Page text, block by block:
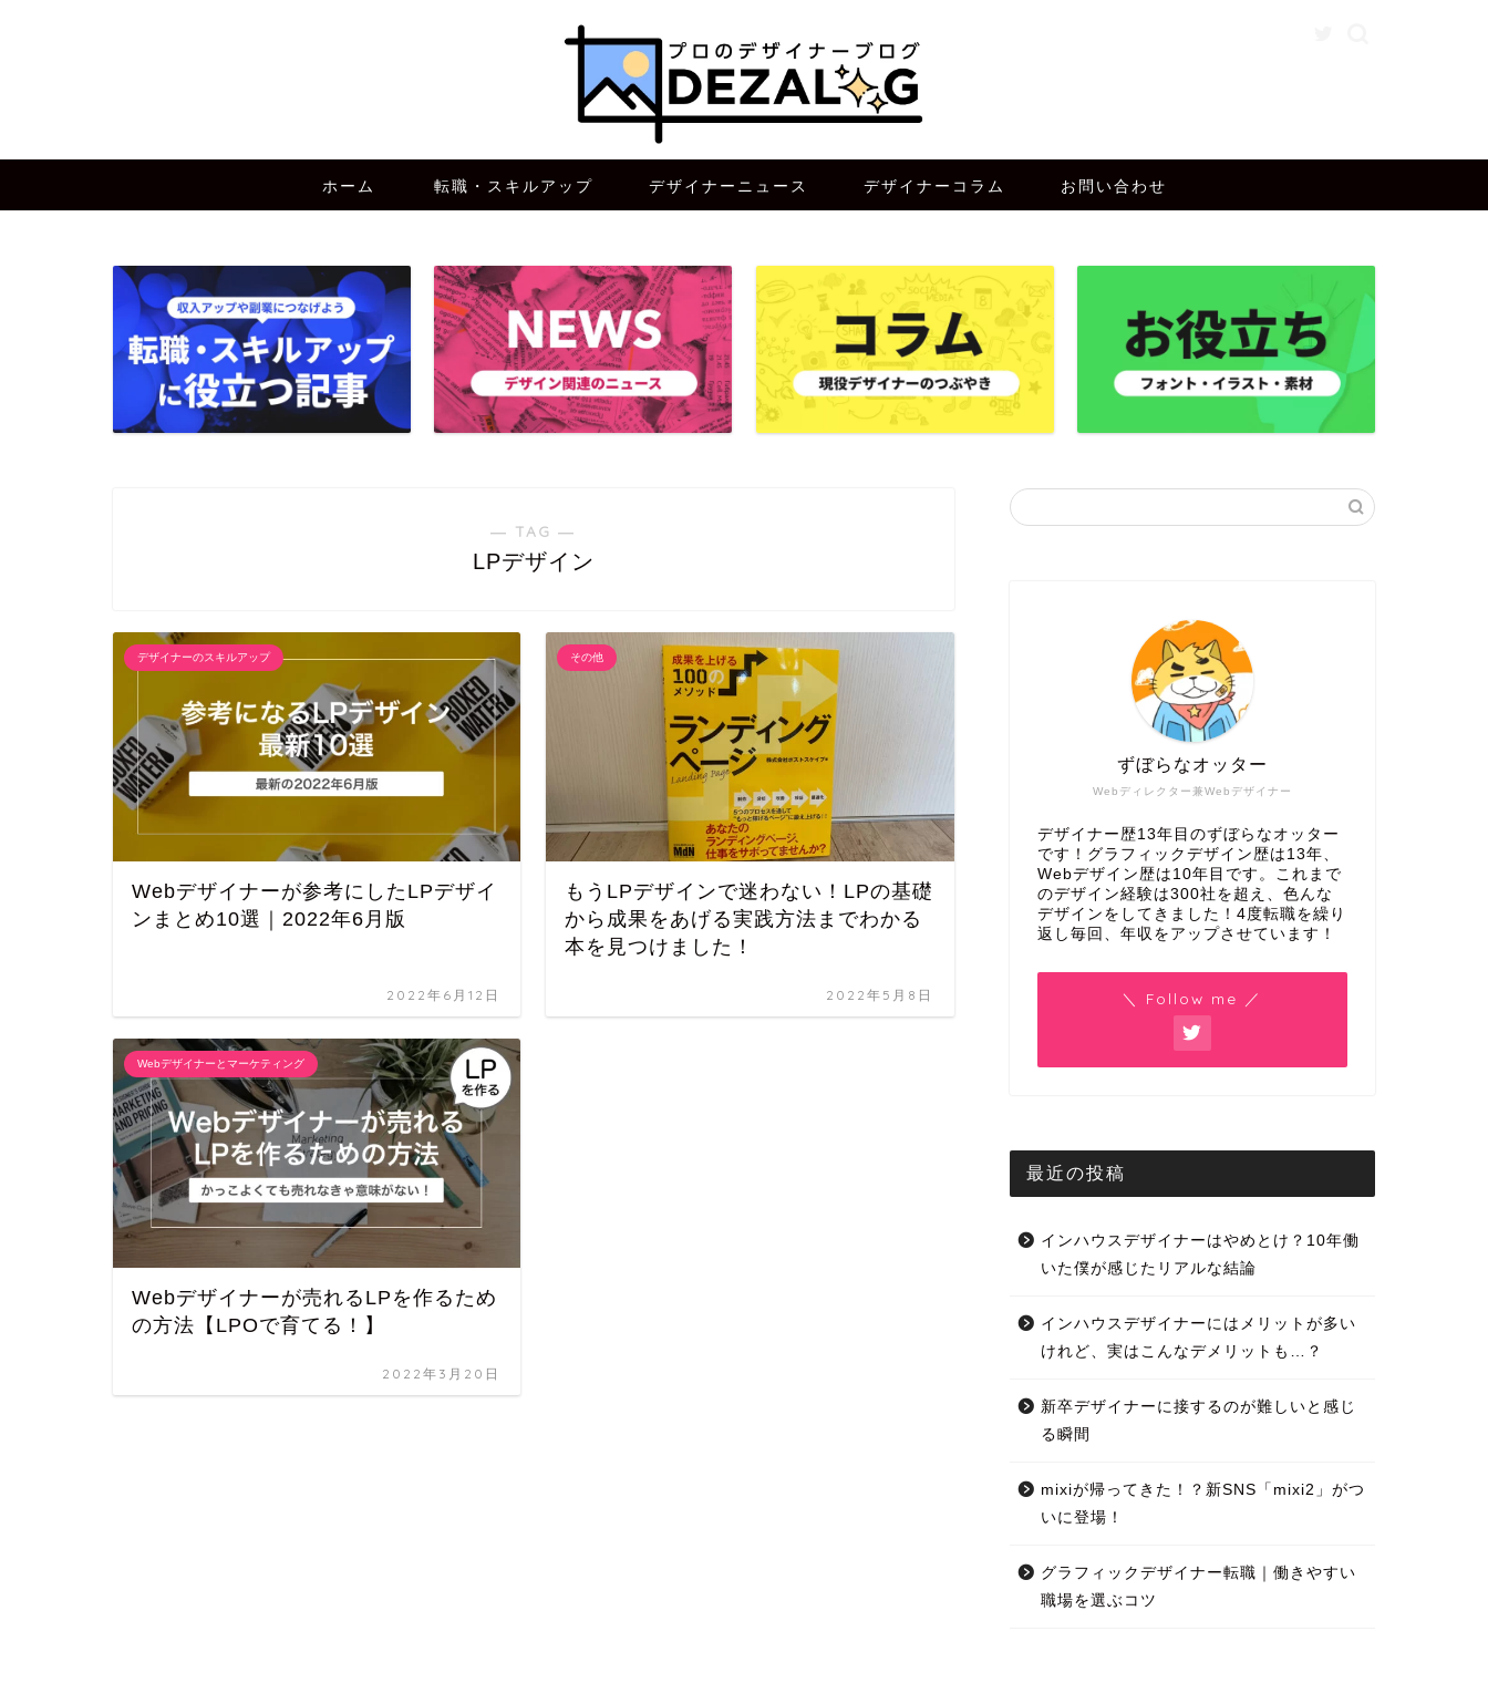
ホーム 転職・スキルアップ デザイナーニュース デザイナーコラム お問い合わせ
― TAG ―
LPデザイン
デザイナーのスキルアップ
Webデザイナーが参考にしたLPデザイ
ンまとめ10選｜2022年6月版
2022年6月12日
その他
もうLPデザインで迷わない！LPの基礎
から成果をあげる実践方法までわかる
本を見つけました！
2022年5月8日
Webデザイナーとマーケティング
Webデザイナーが売れるLPを作るため
の方法【LPOで育てる！】
2022年3月20日
Webディレクター兼Webデザイナー
ずぼらなオッター
デザイナー歴13年目のずぼらなオッター
です！グラフィックデザイン歴は13年、
Webデザイン歴は10年目です。これまで
のデザイン経験は300社を超え、色んな
デザインをしてきました！4度転職を繰り
返し毎回、年収をアップさせています！
＼ Follow me ／
最近の投稿
インハウスデザイナーはやめとけ？10年働
いた僕が感じたリアルな結論
インハウスデザイナーにはメリットが多い
けれど、実はこんなデメリットも…？
新卒デザイナーに接するのが難しいと感じ
る瞬間
mixiが帰ってきた！？新SNS「mixi2」がつ
いに登場！
グラフィックデザイナー転職｜働きやすい
職場を選ぶコツ